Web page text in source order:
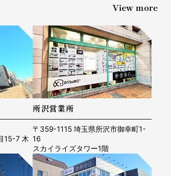
View more
15-7 木
所沢営業所
〒359-1115 埼玉県所沢市御幸町1-
16
スカイライズタワー1階